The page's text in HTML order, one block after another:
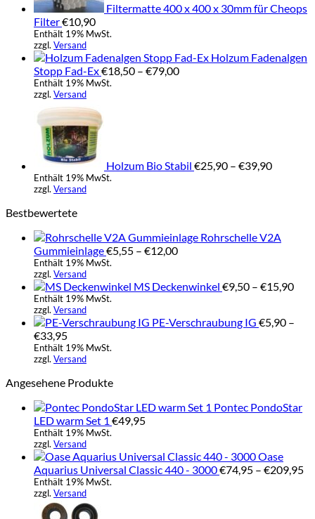
Filtermatte 400 x 400 x 30mm für Cheops
Filter€10,90
Enthält 19% MwSt.
zzgl. Versand
Holzum Fadenalgen
Stopp Fad-Ex€18,50 – €79,00Preisspanne:
Enthält 19% MwSt.
zzgl. Versand
Holzum Bio Stabil €25,90 – €39,90
Enthält 19% MwSt.
zzgl. Versand
Bestbewertete
Rohrschelle V2A
Gummieinlage€5,55 – €12,00Preisspanne:
€12,00
Enthält 19% MwSt.
zzgl. Versand
MS Deckenwinkel €9,50 – €15,90
Enthält 19% MwSt.
zzgl. Versand
PE-Verschraubung IG €5,90 –
€33,95Preisspanne:
€5,90
bis
Enthält 19% MwSt.
zzgl. Versand
Angesehene Produkte
Pontec PondoStar
LED warm Set 1 €49,95
Enthält 19% MwSt.
zzgl. Versand
Oase
Aquarius Universal Classic 440 - 3000€74,95 – €209,95
Enthält 19% MwSt.
zzgl. Versand